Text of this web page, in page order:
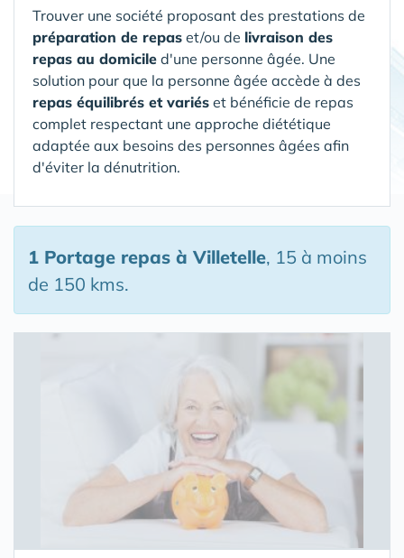
Trouver une société proposant des prestations de
préparation de repas et/ou de livraison des
repas au domicile d'une personne âgée. Une
solution pour que la personne âgée accède à des
repas équilibrés et variés et bénéficie de repas
complet respectant une approche diététique
adaptée aux besoins des personnes âgées afin
d'éviter la dénutrition.
1 Portage repas à Villetelle, 15 à moins
de 150 kms.